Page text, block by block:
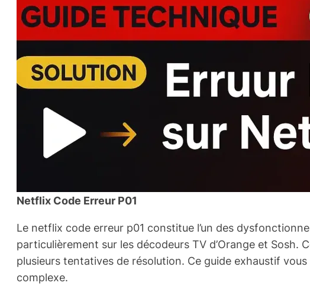
Netflix Code Erreur P01
Le netflix code erreur p01 constitue l’un des
particulièrement sur les décodeurs TV d’Orange et
plusieurs tentatives de résolution. Ce guide exhaustif
complexe.